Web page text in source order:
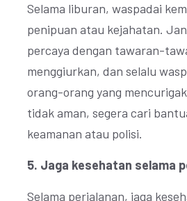
Selama liburan, waspadai
penipuan atau kejahatan.
percaya dengan tawaran-
menggiurkan, dan selalu
orang-orang yang
tidak aman, segera cari
keamanan atau polisi.
5. Jaga kesehatan selama
Selama perjalanan, jaga